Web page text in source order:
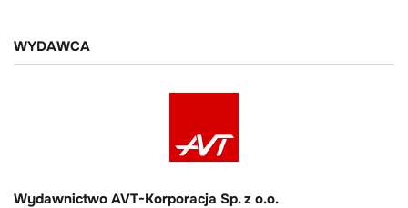
WYDAWCA
Wydawnictwo AVT-Korporacja Sp. z o.o.